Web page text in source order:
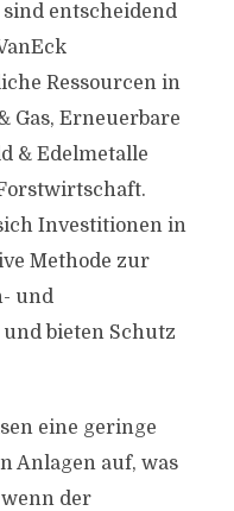
entscheidend
Ressourcen in
Gas, Erneuerbare
& Edelmetalle
Investitionen in
Methode zur
und
bieten Schutz
eine geringe
Anlagen auf, was
der